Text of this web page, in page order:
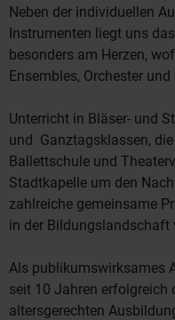
Neben der individuellen
Instrumenten liegt uns
besonders am Herzen,
Ensembles, Orchester
Unterricht in Bläser- und
und Ganztagsklassen,
Ballettschule und
Stadtkapelle um den
zahlreiche gemeinsame
in der Bildungslandschaft
Als publikumswirksames
seit 10 Jahren
altersgerechten